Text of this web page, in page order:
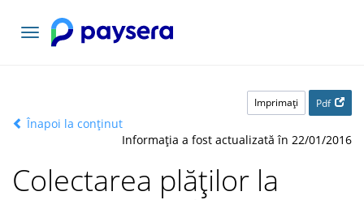
Comutați
navigarea
Imprimaţi Pdf
Înapoi la conținut
Informația a fost actualizată în 22/01/2016
Colectarea plăților la